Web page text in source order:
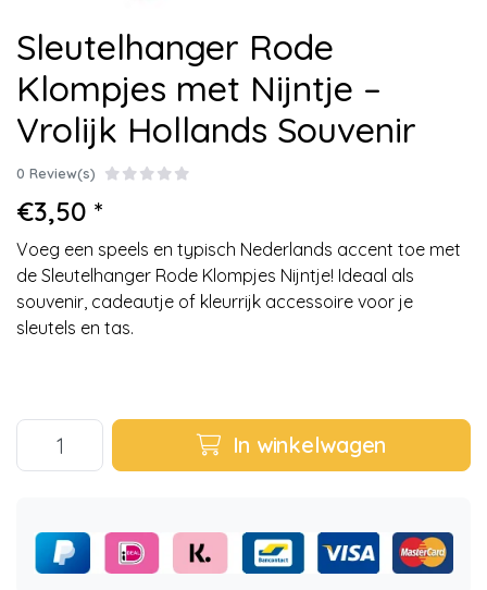
Sleutelhanger Rode
Klompjes met Nijntje –
Vrolijk Hollands Souvenir
0 Review(s)
€3,50 *
Voeg een speels en typisch Nederlands accent toe met
de Sleutelhanger Rode Klompjes Nijntje! Ideaal als
souvenir, cadeautje of kleurrijk accessoire voor je
sleutels en tas.
In winkelwagen